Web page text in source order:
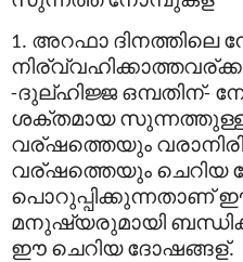
1. അറഫാ ദിനത്തിലെ
നിര്വ്വഹിക്കാത്തവര്
-ദുല്ഹിജ്ജ ഒമ്പതിന്-
ശക്തമായ
വര്ഷത്തെയും
വര്ഷത്തെയും ചെറിയ
പൊറുപ്പിക്കുന്നതാണ്
മനുഷ്യരുമായി
ഈ ചെറിയ ദോഷങ്ങള്.